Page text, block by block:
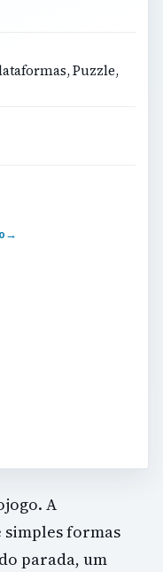
Puzzle,
→
A
simples formas
parada, um